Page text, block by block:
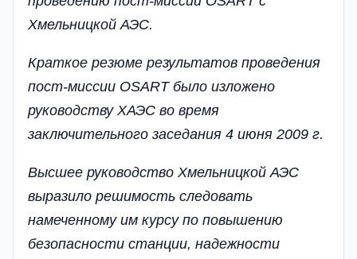
Хмельницкой АЭС.
Краткое резюме результатов проведения
пост-миссии OSART было изложено
руководству ХАЭС во время
заключительного заседания 4 июня 2009 г.
Высшее руководство Хмельницкой АЭС
выразило решимость следовать
намеченному им курсу по повышению
безопасности станции, надежности